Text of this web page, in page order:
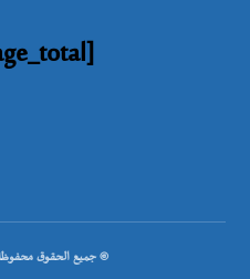
[rano_page_total]
© جميع الحقوق محفوظة